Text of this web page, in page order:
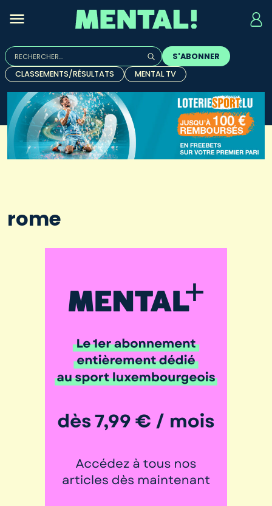
Rechercher :
Quand les résultats de l'auto-complétion sont
S'ABONNER
CLASSEMENTS/RÉSULTATS
MENTAL TV
rome